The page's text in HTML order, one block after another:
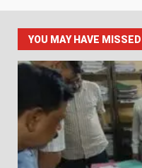
YOU MAY HAVE MISSED